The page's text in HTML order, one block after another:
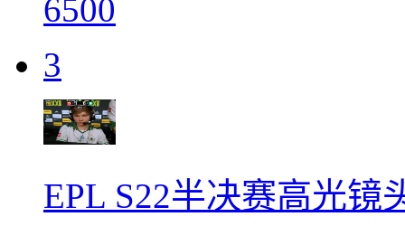
6500
3
EPL S22半决赛高光